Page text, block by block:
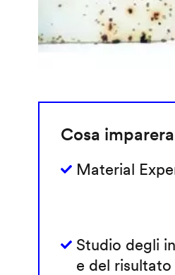
Cosa
Material
Studio degli
e del